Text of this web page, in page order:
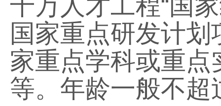
国家重点研发计
家重点学科或重
等。年龄一般不超